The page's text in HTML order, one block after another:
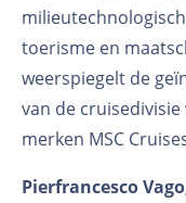
toerisme en
weerspiegelt de
van de
merken MSC
Pierfrancesco